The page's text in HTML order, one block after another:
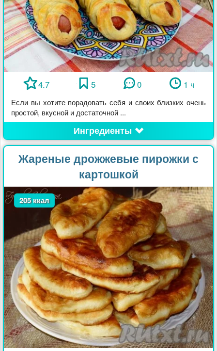
4.7 5 0 1 ч
Если вы хотите порадовать себя и своих близких очень
простой, вкусной и достаточной ...
Ингредиенты
Жареные дрожжевые пирожки с
картошкой
205 ккал